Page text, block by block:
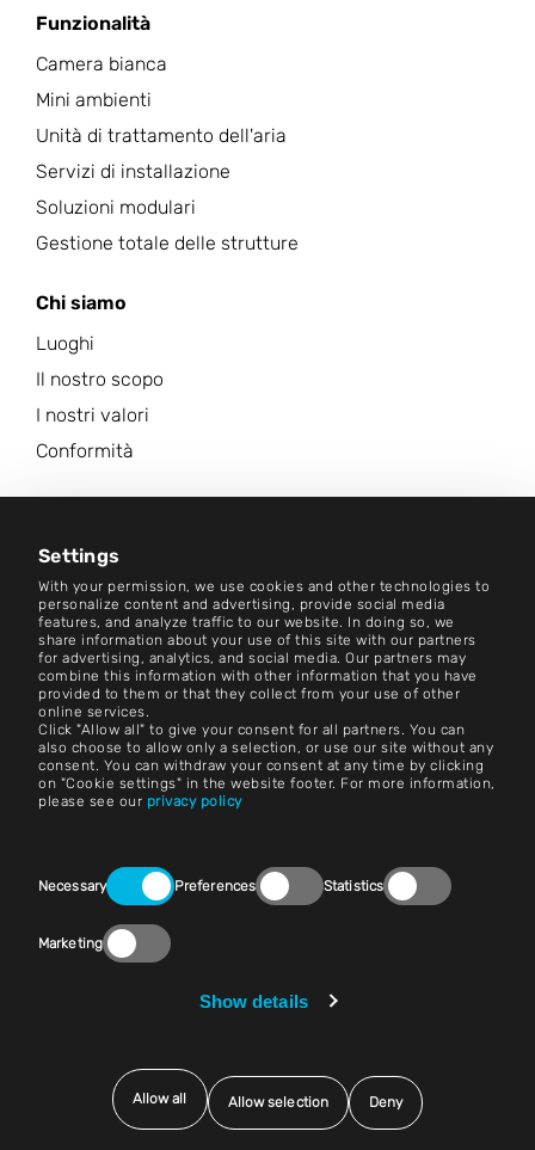
Settings
With your permission, we use cookies and other technologies to
personalize content and advertising, provide social media
features, and analyze traffic to our website. In doing so, we
share information about your use of this site with our partners
for advertising, analytics, and social media. Our partners may
combine this information with other information that you have
provided to them or that they collect from your use of other
online services.
Click "Allow all" to give your consent for all partners. You can
also choose to allow only a selection, or use our site without any
consent. You can withdraw your consent at any time by clicking
on "Cookie settings" in the website footer. For more information,
please see our privacy policy
Selection
Necessary Preferences Statistics
Marketing
Show details
Allow all Allow selection Deny
Funzionalità
Camera bianca
Mini ambienti
Unità di trattamento dell'aria
Servizi di installazione
Soluzioni modulari
Gestione totale delle strutture
Chi siamo
Luoghi
Il nostro scopo
I nostri valori
Conformità
Centro Notizie
Contatto
Carriera
Termini e condizioni
Impronta
Avviso legale
Contatto
Impostazioni dei cookie